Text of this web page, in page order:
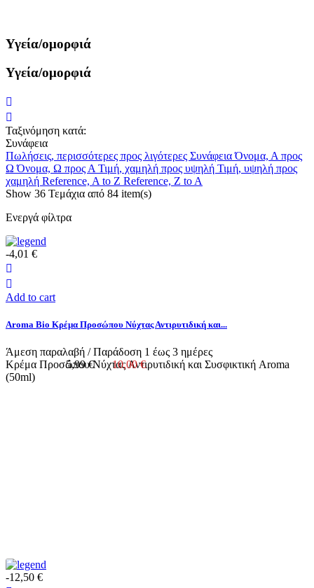
Υγεία/ομορφιά
Υγεία/ομορφιά
Ταξινόμηση κατά:
Συνάφεια
Πωλήσεις, περισσότερες προς λιγότερες ΣυνάφειαΌνομα, Α προς
ΩΌνομα, Ω προς Α Τιμή, χαμηλή προς υψηλή Τιμή, υψηλή προς
χαμηλή Reference, A to Z Reference, Z to A
Show 36 Τεμάχια από 84 item(s)
Ενεργά φίλτρα
-4,01 €
Add to cart
Aroma Bio Κρέμα Προσώπου Νύχτας Αντιρυτιδική και...
Άμεση παραλαβή / Παράδoση 1 έως 3 ημέρες
5,99 €
10,00 €
Κρέμα Προσώπου Νύχτας Αντιρυτιδική και Συσφικτική Aroma
(50ml)
-12,50 €